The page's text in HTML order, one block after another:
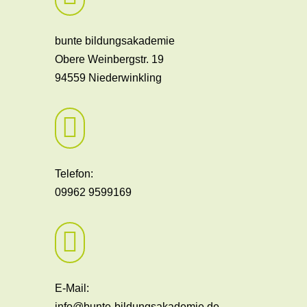
bunte bildungsakademie
Obere Weinbergstr. 19
94559 Niederwinkling

Telefon:
09962 9599169

E-Mail: